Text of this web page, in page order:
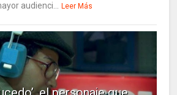
audienci...
Leer Más